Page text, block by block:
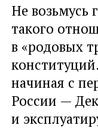
Не возьмусь
такого
в «родовых
начиная с
России —
и